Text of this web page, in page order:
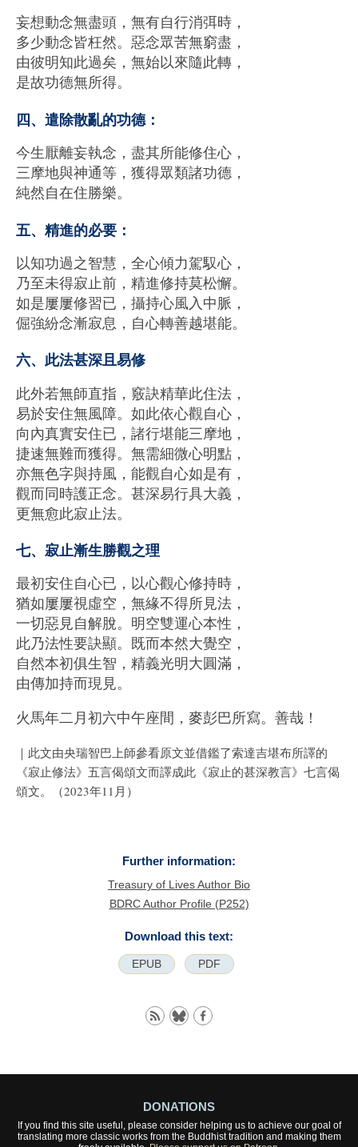
妄想動念無盡頭，無有⾃⾏消弭時，
多少動念皆枉然。惡念眾苦無窮盡，
由彼明知此過矣，無始以來隨此轉，
是故功德無所得。
四、遣除散亂的功德：
今⽣厭離妄執念，盡其所能修住⼼，
三摩地與神通等，獲得眾類諸功德，
純然⾃在住勝樂。
五、精進的必要：
以知功過之智慧，全⼼傾⼒駕馭⼼，
乃至未得寂⽌前，精進修持莫松懈。
如是屢屢修習已，攝持⼼風入中脈，
倔強紛念漸寂息，⾃⼼轉善越堪能。
六、此法甚深且易修
此外若無師直指，竅訣精華此住法，
易於安住無風障。如此依⼼觀⾃⼼，
向內真實安住已，諸⾏堪能三摩地，
捷速無難⽽獲得。無需細微⼼明點，
亦無⾊字與持風，能觀⾃⼼如是有，
觀⽽同時護正念。甚深易⾏具⼤義，
更無愈此寂⽌法。
七、寂⽌漸⽣勝觀之理
最初安住⾃⼼已，以⼼觀⼼修持時，
猶如屢屢視虛空，無緣不得所⾒法，
⼀切惡⾒⾃解脫。明空雙運⼼本性，
此乃法性要訣顯。既⽽本然⼤覺空，
⾃然本初俱⽣智，精義光明⼤圓滿，
由傳加持⽽現⾒。
⽕⾺年⼆⽉初六中午座間，⿆彭巴所寫。善哉！
｜此⽂由央瑞智巴上師參看原⽂並借鑑了索達吉堪布所譯的
《寂⽌修法》五⾔偈頌⽂⽽譯成此《寂⽌的甚深教⾔》七⾔偈
頌⽂。（2023年11⽉）
Further information:
Treasury of Lives Author Bio
BDRC Author Profile (P252)
Download this text:
EPUB PDF
DONATIONS
If you find this site useful, please consider helping us to achieve our goal of
translating more classic works from the Buddhist tradition and making them